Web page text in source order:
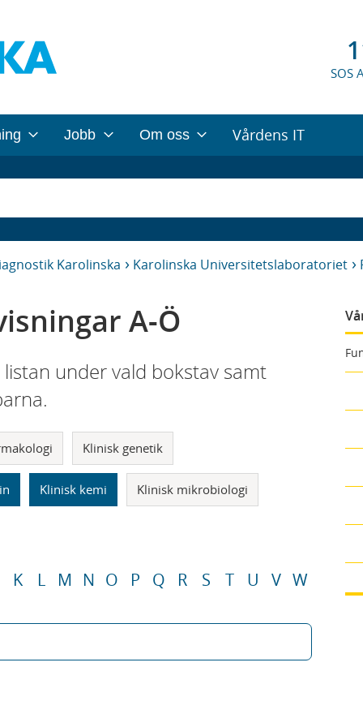
SOS
Jobb Om oss Vårdens IT
Karolinska Karolinska Universitetslaboratoriet
A-Ö
under vald bokstav samt
Klinisk genetik
Klinisk kemi Klinisk mikrobiologi
K L M N O P Q R S T U V W